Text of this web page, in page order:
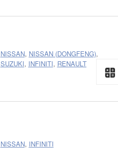
NISSAN, NISSAN (DONGFENG),
SUZUKI, INFINITI, RENAULT
NISSAN, INFINITI